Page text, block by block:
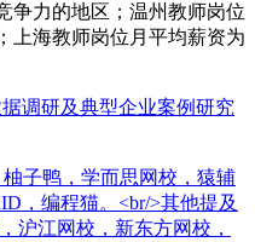
争力的地区；温州教师岗位
上海教师岗位月平均薪资为
调研及典型企业案例研究
子鸭，学而思网校，猿辅
，编程猫。<br/>其他提及
沪江网校，新东方网校，